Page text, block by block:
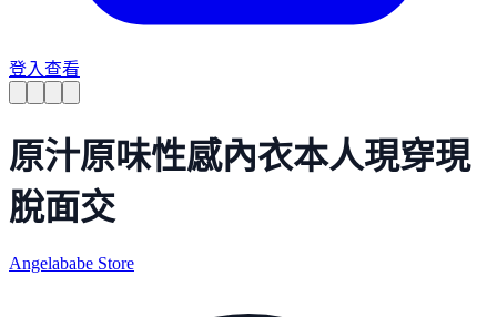
登入查看
原汁原味性感內衣本人現穿現
脫面交
Angelababe Store